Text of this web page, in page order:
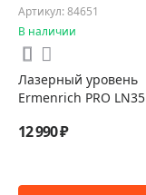
Артикул: 84651
В наличии
Лазерный уровень
Ermenrich PRO LN35
12 990 ₽